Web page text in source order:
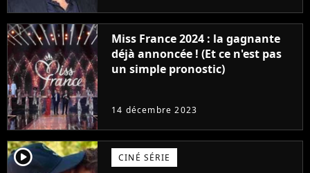
Miss France 2024 : la gagnante
déjà annoncée ! (Et ce n'est pas
un simple pronostic)
14 décembre 2023
player2 CINÉ SÉRIE